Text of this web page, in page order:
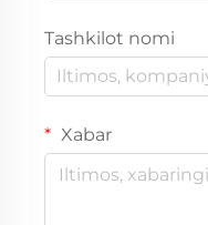
Tashkilot nomi
Xabar